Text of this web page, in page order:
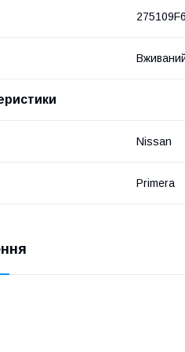
Nissan
Primera